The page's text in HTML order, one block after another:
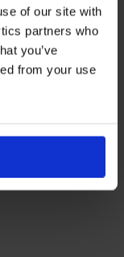
of our site with
partners who
you’ve
from your use